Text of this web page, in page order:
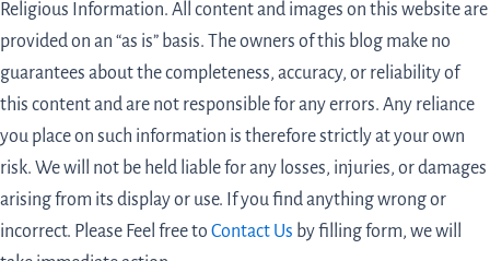
Religious Information. All content and images on this website are
provided on an “as is” basis. The owners of this blog make no
guarantees about the completeness, accuracy, or reliability of
this content and are not responsible for any errors. Any reliance
you place on such information is therefore strictly at your own
risk. We will not be held liable for any losses, injuries, or damages
arising from its display or use. If you find anything wrong or
incorrect. Please Feel free to Contact Us by filling form, we will